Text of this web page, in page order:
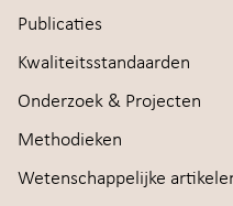
Publicaties
Kwaliteitsstandaarden
Onderzoek & Projecten
Methodieken
Wetenschappelijke